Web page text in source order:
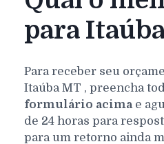
para
Para receber seu
Itaúba MT , preencha
formulário acima e
de 24 horas para
para um retorno ainda